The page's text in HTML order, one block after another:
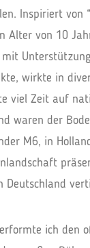
Inspiriert von
Alter von 10
mit
wirkte in
viel Zeit auf
waren der
M6, in
Deutschland
ich den